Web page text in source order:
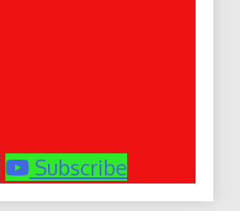
Subscribe